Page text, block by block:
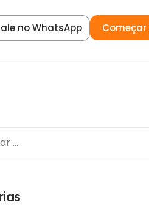
no WhatsApp